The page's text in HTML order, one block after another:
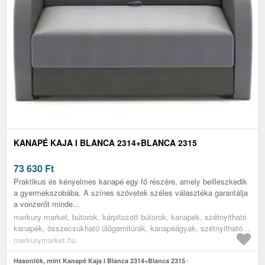
KANAPÉ KAJA I BLANCA 2314+BLANCA 2315
73 630 Ft
Praktikus és kényelmes kanapé egy fő részére, amely beilleszkedik
a gyermekszobába. A színes szövetek széles választéka garantálja
a vonzerőt minde...
merkury market, bútorok, kárpitozott bútorok, kanapék, szétnyitható
kanapék, összecsukható ülőgarnitúrák, kanapéágyak, szétnyitható
kanapék alvásra, kinyitható kanapé, gyerek szófa, egyszemélyes
bútorok, ifjúsági heverők
merkurymarket.hu
Hasonlók, mint Kanapé Kaja I Blanca 2314+Blanca 2315